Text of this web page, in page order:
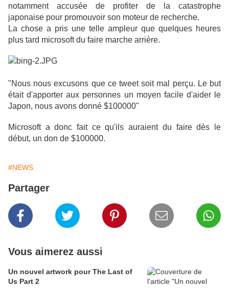
notamment accusée de profiter de la catastrophe
japonaise pour promouvoir son moteur de recherche.
La chose a pris une telle ampleur que quelques heures
plus tard microsoft du faire marche arrière.
"Nous nous excusons que ce tweet soit mal perçu. Le but
était d'apporter aux personnes un moyen facile d'aider le
Japon, nous avons donné $100000"
Microsoft a donc fait ce qu'ils auraient du faire dès le
début, un don de $100000.
#NEWS
Partager
Vous aimerez aussi
Un nouvel artwork pour The Last of
Us Part 2